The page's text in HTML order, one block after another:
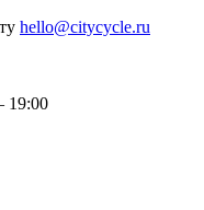
hello@citycycle.ru
19:00